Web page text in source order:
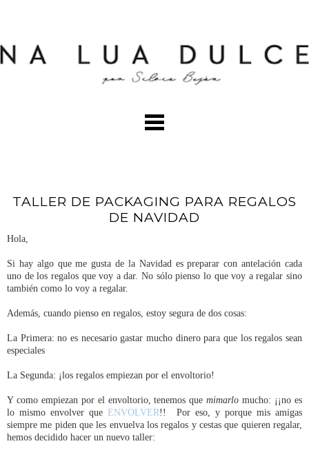
TALLER DE PACKAGING PARA REGALOS
DE NAVIDAD
Hola,
Si hay algo que me gusta de la Navidad es preparar con antelación cada
uno de los regalos que voy a dar. No sólo pienso lo que voy a regalar sino
también como lo voy a regalar.
Además, cuando pienso en regalos, estoy segura de dos cosas:
La Primera: no es necesario gastar mucho dinero para que los regalos sean
especiales
La Segunda: ¡los regalos empiezan por el envoltorio!
Y como empiezan por el envoltorio, tenemos quemimarlo mucho: ¡¡no es
lo mismo envolver que ENVOLVER!! Por eso, y porque mis amigas
siempre me piden que les envuelva los regalos y cestas que quieren regalar,
hemos decidido hacer un nuevo taller: